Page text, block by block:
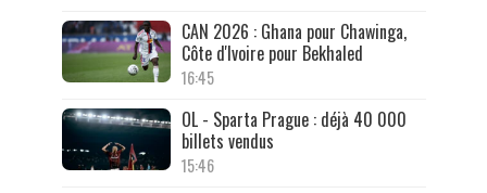
CAN 2026 : Ghana pour Chawinga,
Côte d'Ivoire pour Bekhaled
16:45
OL - Sparta Prague : déjà 40 000
billets vendus
15:46